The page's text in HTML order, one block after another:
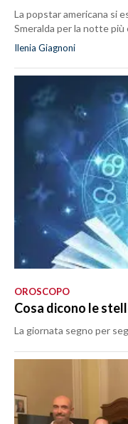
La popstar americana si
Smeralda per la notte più
Ilenia Giagnoni
OROSCOPO
Cosa dicono le
La giornata segno per